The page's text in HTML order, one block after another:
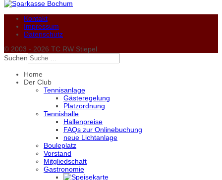
Kontakt
Impressum
Datenschutz
© 2003 - 2026 TC RW Stiepel
Suchen
Home
Der Club
Tennisanlage
Gästeregelung
Platzordnung
Tennishalle
Hallenpreise
FAQs zur Onlinebuchung
neue Lichtanlage
Bouleplatz
Vorstand
Mitgliedschaft
Gastronomie